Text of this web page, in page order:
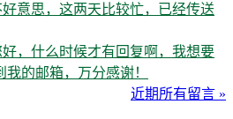
好意思，这两天比较忙，已经传送
好，什么时候才有回复啊，我想要
的邮箱，万分感谢！
近期所有留言 »